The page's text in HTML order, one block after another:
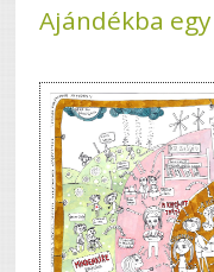
Ajándékba